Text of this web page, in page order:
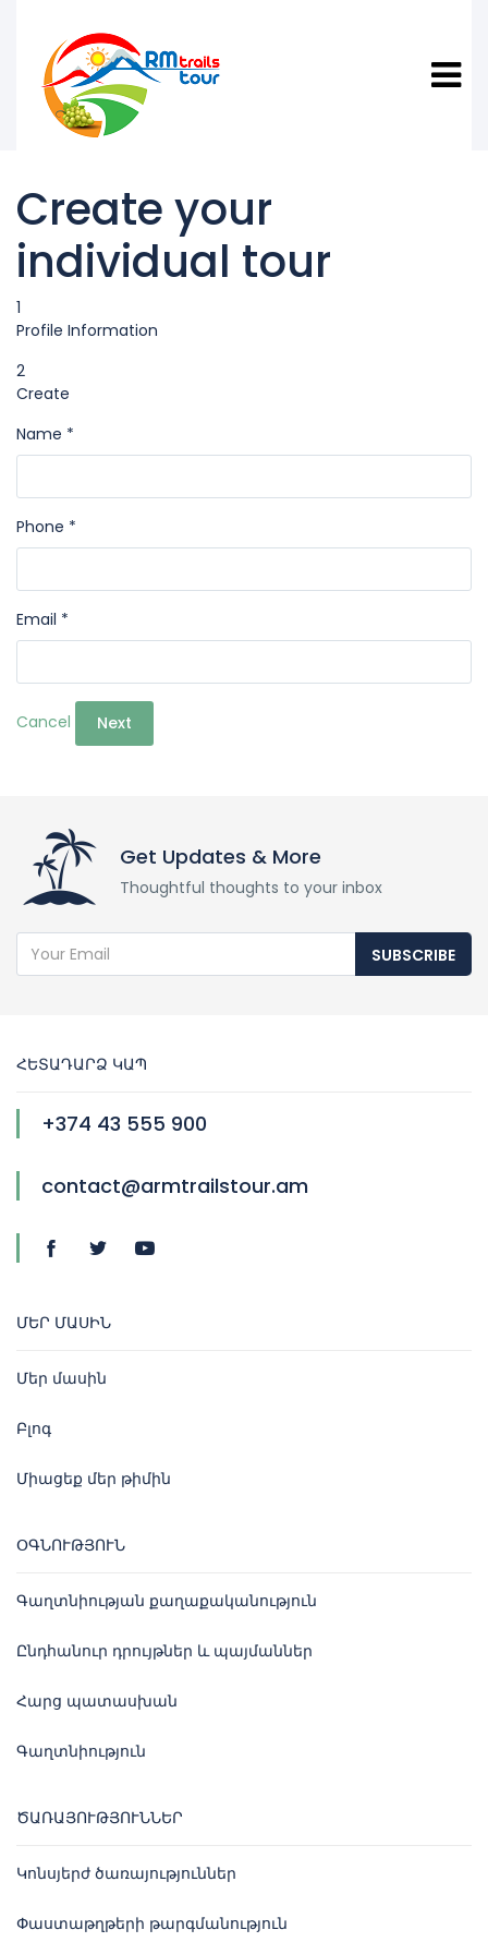
Create your
individual tour
1
Profile Information
2
Create
Name *
Phone *
Email *
Cancel Next
Get Updates & More
Thoughtful thoughts to your inbox
SUBSCRIBE
ՀԵՏԱԴԱՐՁ ԿԱՊ
+374 43 555 900
contact@armtrailstour.am
ՄԵՐ ՄԱՍԻՆ
Մեր մասին
Բլոգ
Միացեք մեր թիմին
ՕԳՆՈՒԹՅՈՒՆ
Գաղտնիության քաղաքականություն
Ընդհանուր դրույթներ և պայմաններ
Հարց պատասխան
Գաղտնիություն
ԾԱՌԱՅՈՒԹՅՈՒՆՆԵՐ
Կոնսյերժ ծառայություններ
Փաստաթղթերի թարգմանություն